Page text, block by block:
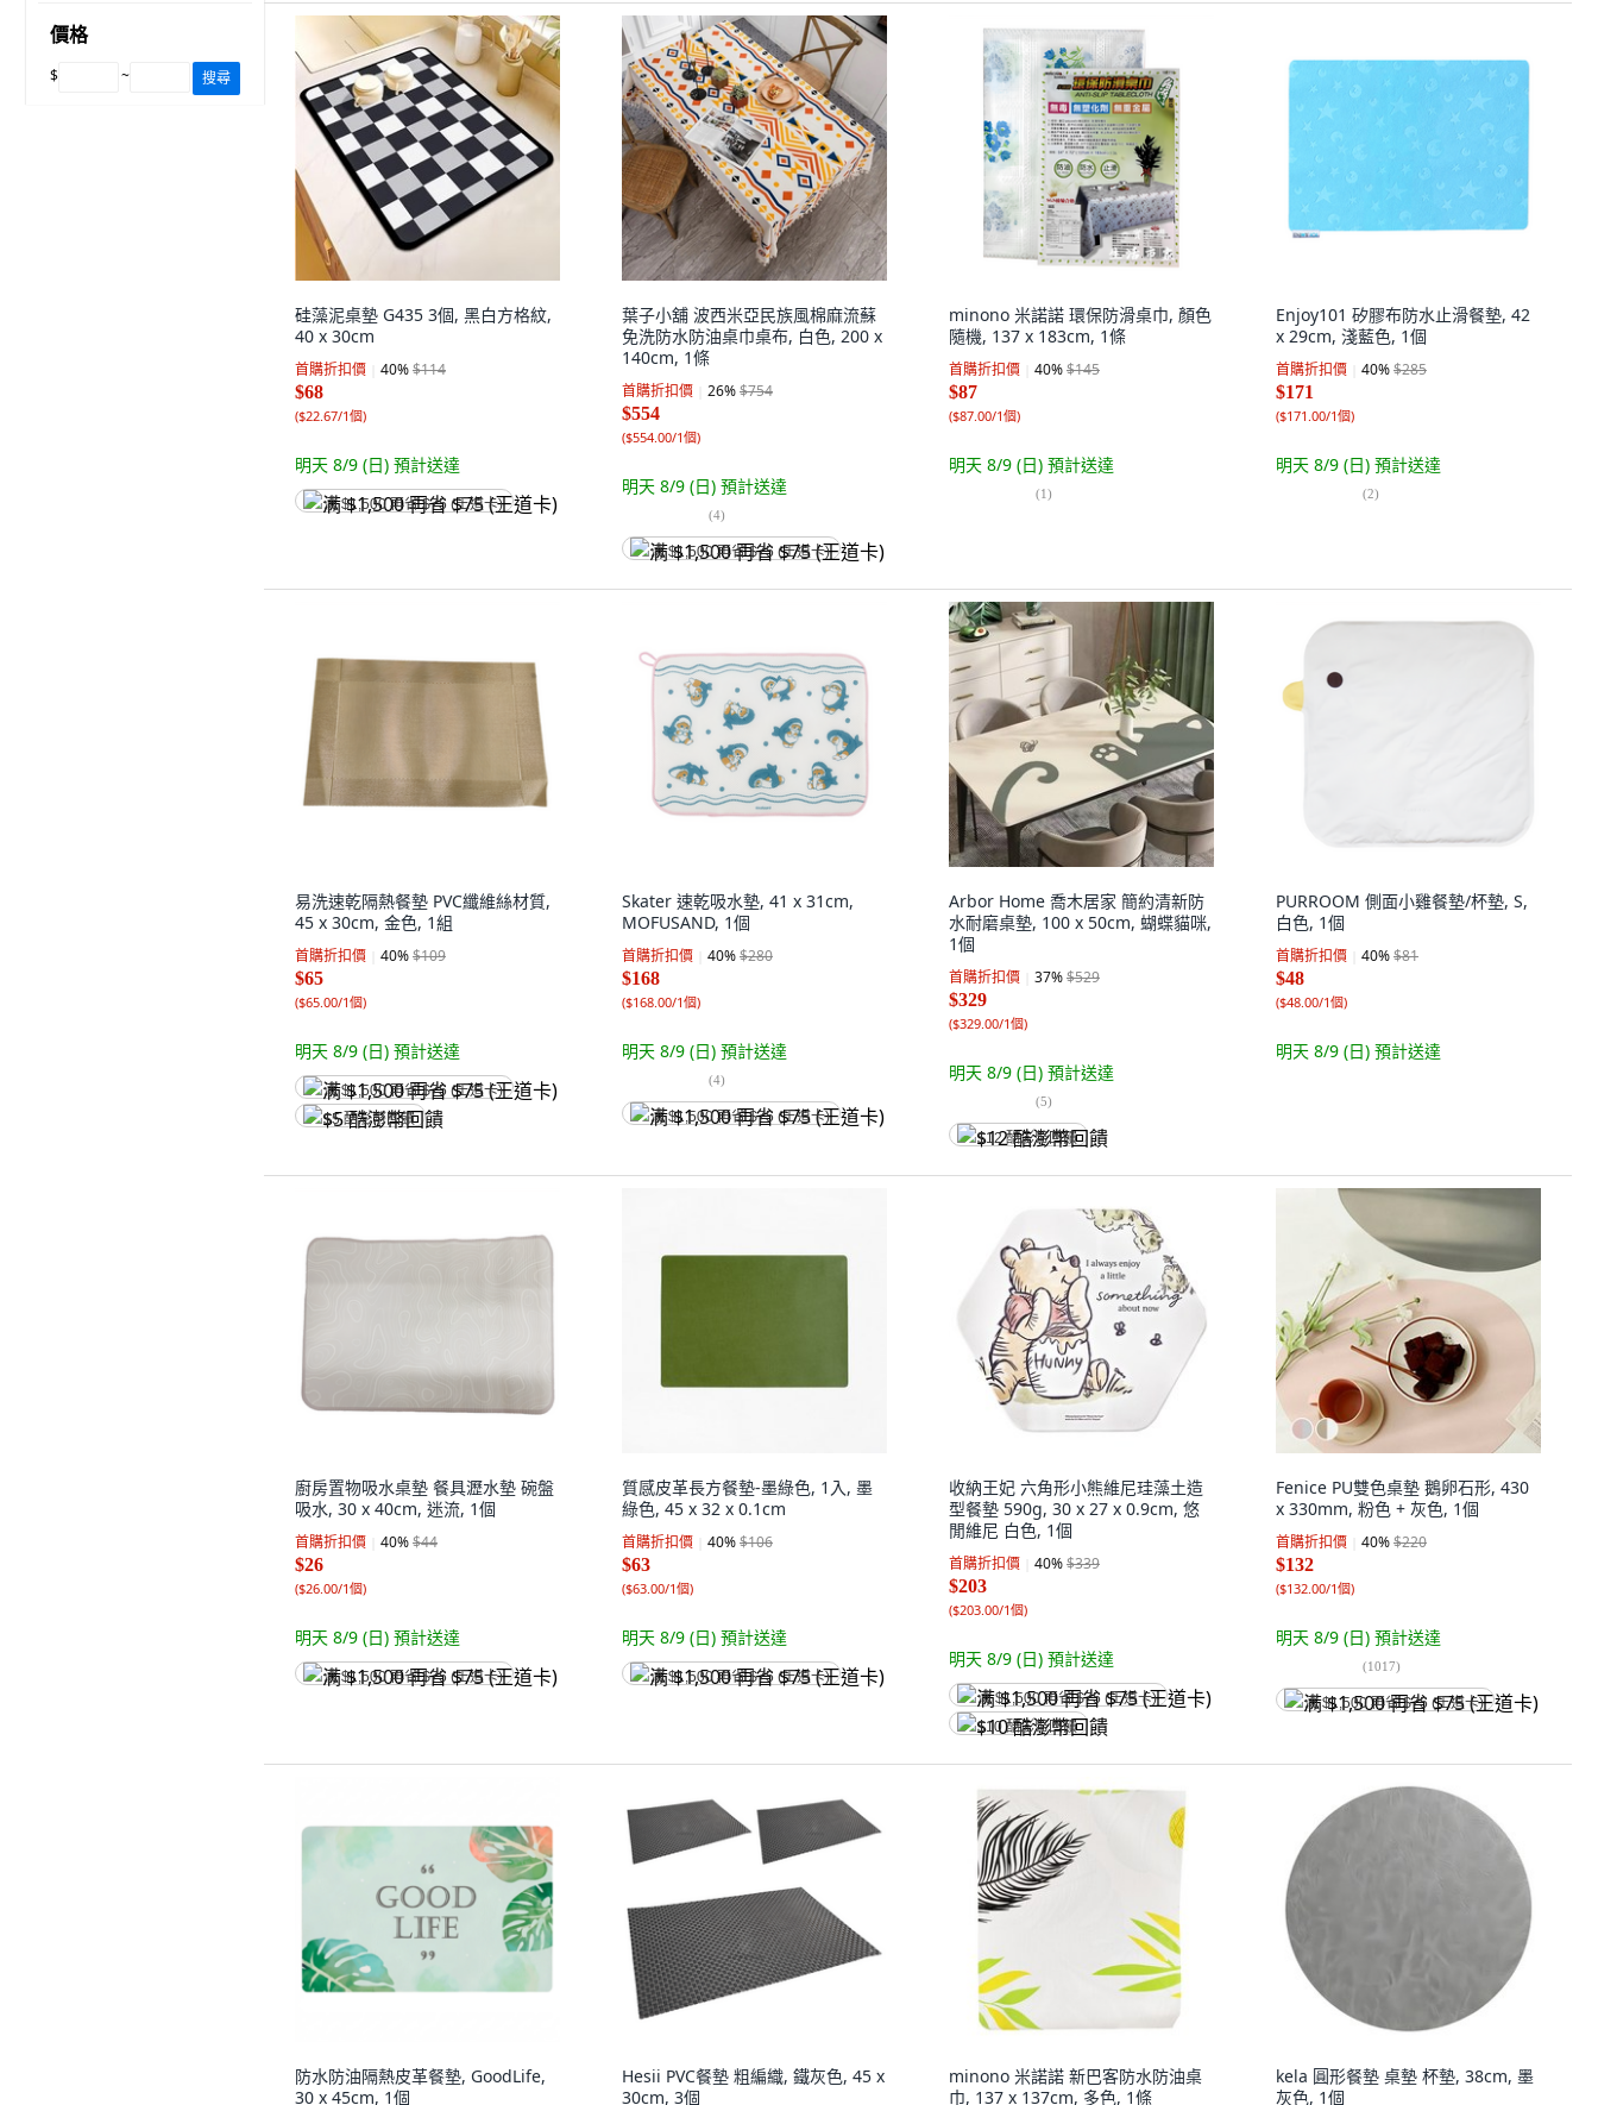
價格
$ ~ 搜尋
硅藻泥桌墊 G435 3個, 黑白方格紋,
40 x 30cm
首購折扣價 40%$114
$68
($22.67/1個)
明天 8/9 (日) 預計送達
满 $1,500 再省 $75 (王道卡)
葉子小舖 波西米亞民族風棉麻流蘇
免洗防水防油桌巾桌布, 白色, 200 x
140cm, 1條
首購折扣價 26%$754
$554
($554.00/1個)
明天 8/9 (日) 預計送達
(4)
满 $1,500 再省 $75 (王道卡)
minono 米諾諾 環保防滑桌巾, 顏色
隨機, 137 x 183cm, 1條
首購折扣價 40%$145
$87
($87.00/1個)
明天 8/9 (日) 預計送達
(1)
Enjoy101 矽膠布防水止滑餐墊, 42
x 29cm, 淺藍色, 1個
首購折扣價 40%$285
$171
($171.00/1個)
明天 8/9 (日) 預計送達
(2)
易洗速乾隔熱餐墊 PVC纖維絲材質,
45 x 30cm, 金色, 1組
首購折扣價 40%$109
$65
($65.00/1個)
明天 8/9 (日) 預計送達
满 $1,500 再省 $75 (王道卡)
$5 酷澎幣回饋
Skater 速乾吸水墊, 41 x 31cm,
MOFUSAND, 1個
首購折扣價 40%$280
$168
($168.00/1個)
明天 8/9 (日) 預計送達
(4)
满 $1,500 再省 $75 (王道卡)
Arbor Home 喬木居家 簡約清新防
水耐磨桌墊, 100 x 50cm, 蝴蝶貓咪,
1個
首購折扣價 37%$529
$329
($329.00/1個)
明天 8/9 (日) 預計送達
(5)
$12 酷澎幣回饋
PURROOM 側面小雞餐墊/杯墊, S,
白色, 1個
首購折扣價 40%$81
$48
($48.00/1個)
明天 8/9 (日) 預計送達
廚房置物吸水桌墊 餐具瀝水墊 碗盤
吸水, 30 x 40cm, 迷流, 1個
首購折扣價 40%$44
$26
($26.00/1個)
明天 8/9 (日) 預計送達
满 $1,500 再省 $75 (王道卡)
質感皮革長方餐墊-墨綠色, 1入, 墨
綠色, 45 x 32 x 0.1cm
首購折扣價 40%$106
$63
($63.00/1個)
明天 8/9 (日) 預計送達
满 $1,500 再省 $75 (王道卡)
收納王妃 六角形小熊維尼珪藻土造
型餐墊 590g, 30 x 27 x 0.9cm, 悠
閒維尼 白色, 1個
首購折扣價 40%$339
$203
($203.00/1個)
明天 8/9 (日) 預計送達
满 $1,500 再省 $75 (王道卡)
$10 酷澎幣回饋
Fenice PU雙色桌墊 鵝卵石形, 430
x 330mm, 粉色 + 灰色, 1個
首購折扣價 40%$220
$132
($132.00/1個)
明天 8/9 (日) 預計送達
(1017)
满 $1,500 再省 $75 (王道卡)
防水防油隔熱皮革餐墊, GoodLife,
30 x 45cm, 1個
Hesii PVC餐墊 粗編織, 鐵灰色, 45 x
30cm, 3個
minono 米諾諾 新巴客防水防油桌
巾, 137 x 137cm, 多色, 1條
kela 圓形餐墊 桌墊 杯墊, 38cm, 墨
灰色, 1個